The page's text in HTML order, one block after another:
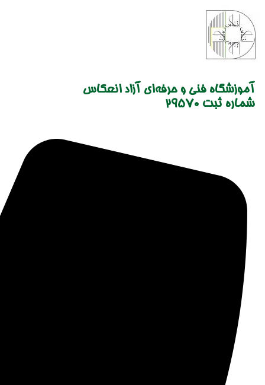
content
آموزشگاه فنی و حرفه‌ای آزاد انعکاس
شماره ثبت 29570